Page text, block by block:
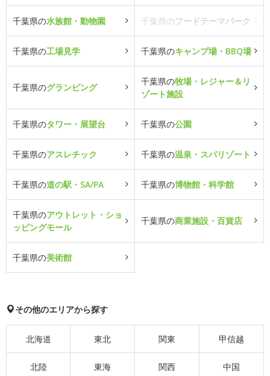
千葉県の水族館・動物園 千葉県のフードテーマパーク
千葉県の工場見学 千葉県のキャンプ場・BBQ場
千葉県のグランピング
千葉県の牧場・レジャー＆リ
ゾート施設
千葉県のタワー・展望台 千葉県の公園
千葉県のアスレチック 千葉県の温泉・スパリゾート
千葉県の道の駅・SA/PA 千葉県の博物館・科学館
千葉県のアウトレット・ショ
ッピングモール
千葉県の商業施設・百貨店
千葉県の美術館
その他のエリアから探す
北海道 東北 関東 甲信越
北陸 東海 関西 中国